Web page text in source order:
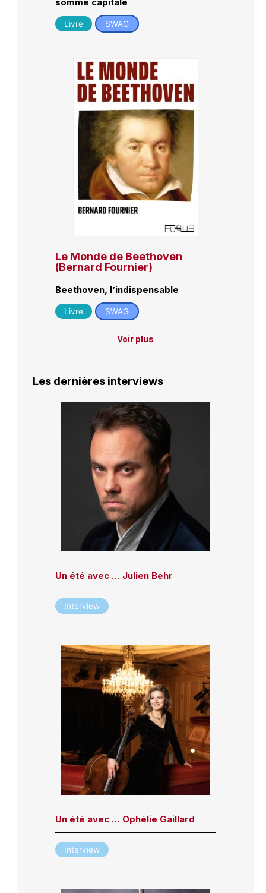
Livre SWAG
Le Monde de Beethoven
(Bernard Fournier)
Beethoven, l’indispensable
Livre SWAG
Voir plus
Les dernières interviews
Un été avec … Julien Behr
Interview
Un été avec … Ophélie Gaillard
Interview